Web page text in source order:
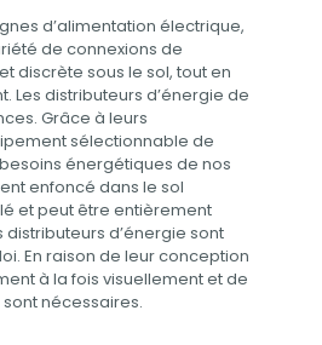
d’alimentation électrique,
de connexions de
discrète sous le sol, tout en
Les distributeurs d’énergie de
Grâce à leurs
sélectionnable de
énergétiques de nos
enfoncé dans le sol
et peut être entièrement
distributeurs d’énergie sont
En raison de leur conception
à la fois visuellement et de
nécessaires.